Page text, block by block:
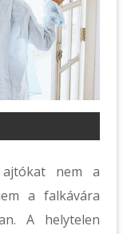
nem a
a falkávára
A helytelen